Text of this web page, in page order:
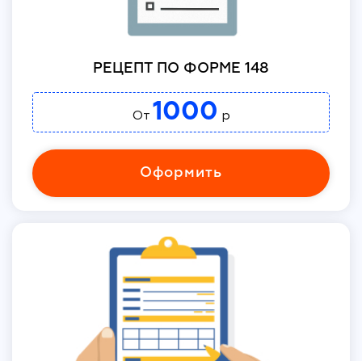
РЕЦЕПТ ПО ФОРМЕ 148
От 1000 р
Оформить